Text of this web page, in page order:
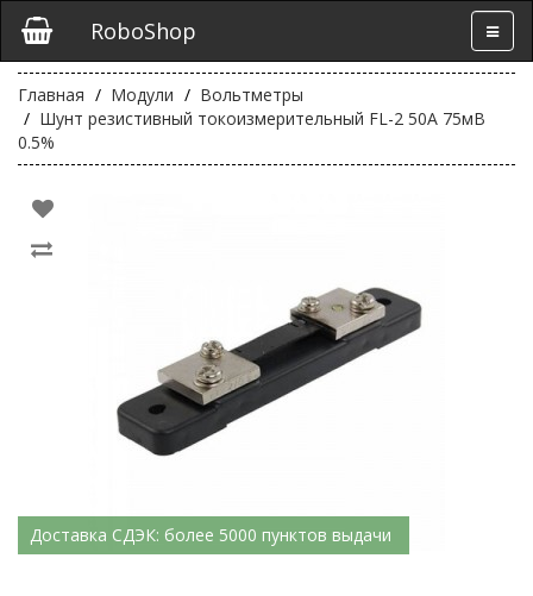
RoboShop
Главная Модули
Вольтметры
Шунт резистивный токоизмерительный FL-2 50А 75мВ
0.5%
Доставка СДЭК: более 5000 пунктов выдачи